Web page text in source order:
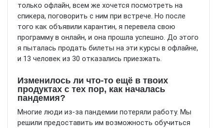
только офлайн, всем же хочется посмотреть на
спикера, поговорить с ним при встрече. Но после
того как объявили карантин, я перевела свою
программу в онлайн, и она прошла успешно. До этого
я пыталась продать билеты на эти курсы в офлайне,
и 13 человек из 30 отказались приезжать.
Изменилось ли что-то ещё в твоих
продуктах с тех пор, как началась
пандемия?
Многие люди из-за пандемии потеряли работу. Мы
решили предоставить им возможность обучиться